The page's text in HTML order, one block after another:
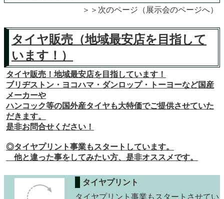
＞＞次のページ（展示会のページへ）
タイヤ販売（地域最安店を目指して
います！）
タイヤ販売！地域最安店を目指しています！
ブリヂストン・ヨコハマ・ダンロップ・トーヨーなど国産
メーカーや
ハンコック等の国外産タイヤも大特価でご提供させていた
だきます。
是非お問合せください！
◎タイヤプリント事業もスタートしています。
他と違った事をしてみたい方、是非オススメです。
タイヤプリント
タイヤプリント事業もスタートさせてい